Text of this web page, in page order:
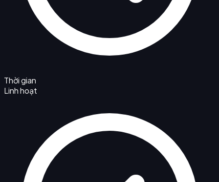
Thời gian
Linh hoạt